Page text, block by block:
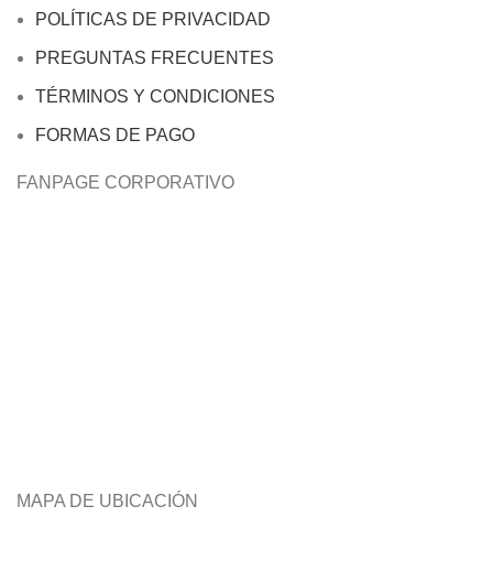
POLÍTICAS DE PRIVACIDAD
PREGUNTAS FRECUENTES
TÉRMINOS Y CONDICIONES
FORMAS DE PAGO
FANPAGE CORPORATIVO
MAPA DE UBICACIÓN